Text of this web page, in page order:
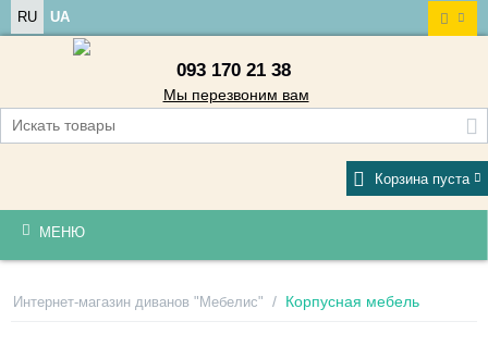
RU UA
093 170 21 38
Мы перезвоним вам
Корзина пуста
МЕНЮ
Интернет-магазин диванов "Мебелис" / Корпусная мебель